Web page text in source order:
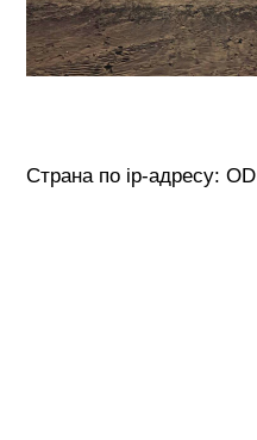
Страна по ip-адресу: OD